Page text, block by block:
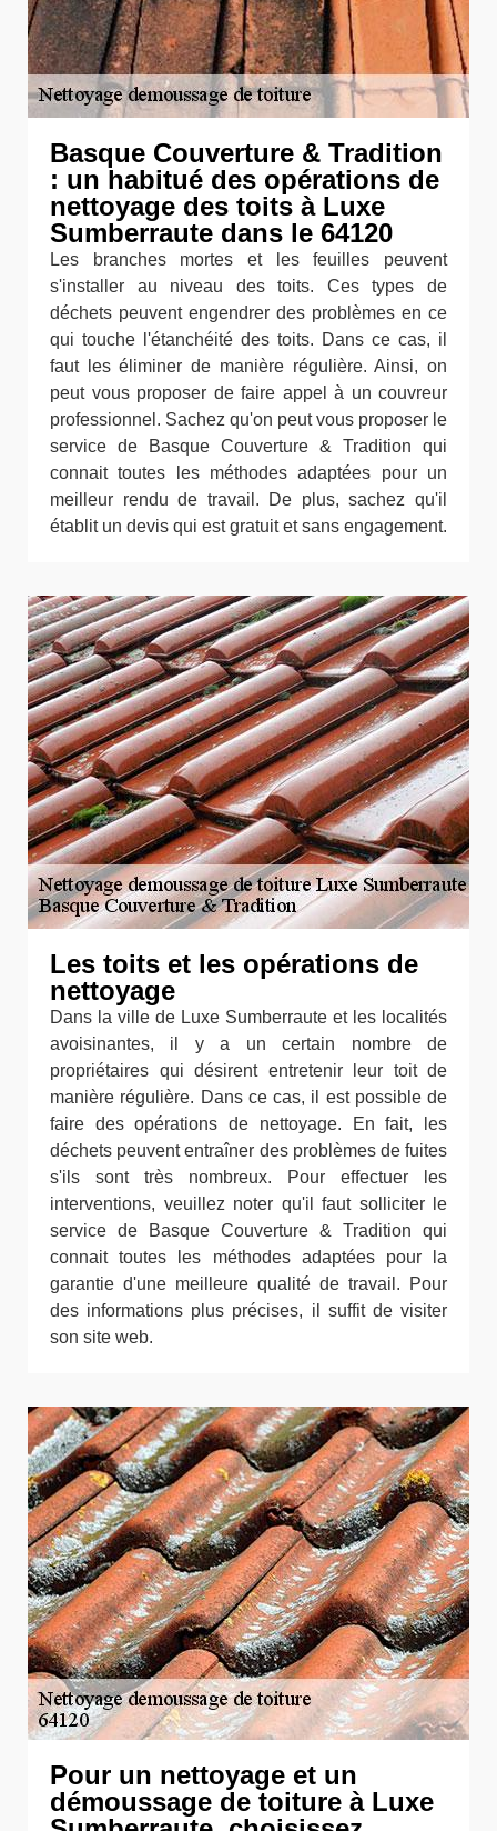
Basque Couverture & Tradition
: un habitué des opérations de
nettoyage des toits à Luxe
Sumberraute dans le 64120
Les branches mortes et les feuilles peuvent
s'installer au niveau des toits. Ces types de
déchets peuvent engendrer des problèmes en ce
qui touche l'étanchéité des toits. Dans ce cas, il
faut les éliminer de manière régulière. Ainsi, on
peut vous proposer de faire appel à un couvreur
professionnel. Sachez qu'on peut vous proposer le
service de Basque Couverture & Tradition qui
connait toutes les méthodes adaptées pour un
meilleur rendu de travail. De plus, sachez qu'il
établit un devis qui est gratuit et sans engagement.
Les toits et les opérations de
nettoyage
Dans la ville de Luxe Sumberraute et les localités
avoisinantes, il y a un certain nombre de
propriétaires qui désirent entretenir leur toit de
manière régulière. Dans ce cas, il est possible de
faire des opérations de nettoyage. En fait, les
déchets peuvent entraîner des problèmes de fuites
s'ils sont très nombreux. Pour effectuer les
interventions, veuillez noter qu'il faut solliciter le
service de Basque Couverture & Tradition qui
connait toutes les méthodes adaptées pour la
garantie d'une meilleure qualité de travail. Pour
des informations plus précises, il suffit de visiter
son site web.
Pour un nettoyage et un
démoussage de toiture à Luxe